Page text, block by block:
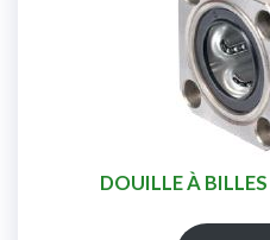
DOUILLE À